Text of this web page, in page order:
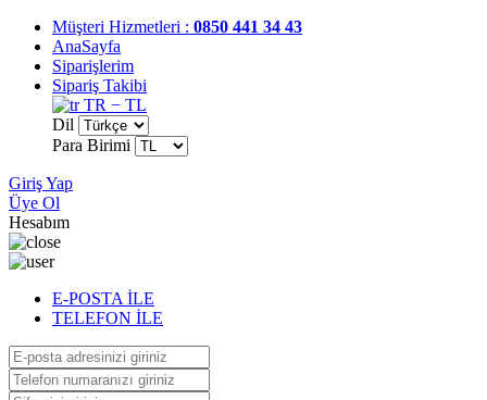
Müşteri Hizmetleri : 0850 441 34 43
AnaSayfa
Siparişlerim
Sipariş Takibi
TR − TL
Dil
Para Birimi
Giriş Yap
Üye Ol
Hesabım
E-POSTA İLE
TELEFON İLE